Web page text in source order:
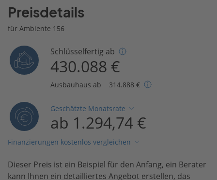
Preisdetails
für Ambiente 156
Schlüsselfertig ab
430.088 €
Ausbauhaus ab 314.888 €
Geschätzte Monatsrate
ab 1.294,74 €
Finanzierungen kostenlos vergleichen
Dieser Preis ist ein Beispiel für den Anfang, ein Berater
kann Ihnen ein detailliertes Angebot erstellen, das